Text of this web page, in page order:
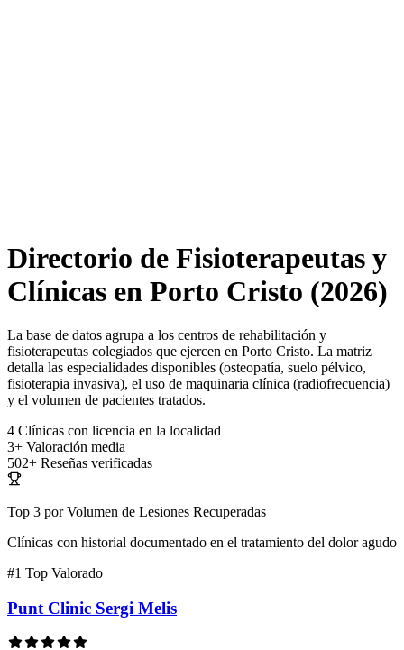
Directorio de Fisioterapeutas y
Clínicas en Porto Cristo (2026)
La base de datos agrupa a los centros de rehabilitación y
fisioterapeutas colegiados que ejercen en Porto Cristo. La matriz
detalla las especialidades disponibles (osteopatía, suelo pélvico,
fisioterapia invasiva), el uso de maquinaria clínica (radiofrecuencia)
y el volumen de pacientes tratados.
4 Clínicas con licencia en la localidad
3+ Valoración media
502+ Reseñas verificadas
Top 3 por Volumen de Lesiones Recuperadas
Clínicas con historial documentado en el tratamiento del dolor agudo
#1 Top Valorado
Punt Clinic Sergi Melis